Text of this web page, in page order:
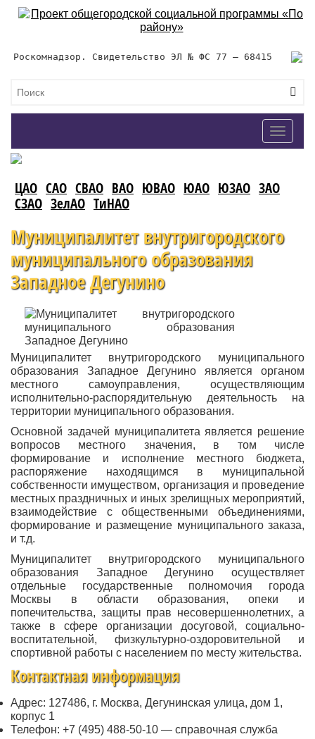
Роскомнадзор. Свидетельство ЭЛ № ФС 77 – 68415
Toggle
ЦАО САО СВАО ВАО ЮВАО ЮАО ЮЗАО ЗАО
СЗАО ЗелАО ТиНАО
Муниципалитет внутригородского
муниципального образования
Западное Дегунино
Муниципалитет внутригородского муниципального
образования Западное Дегунино является органом
местного самоуправления, осуществляющим
исполнительно-распорядительную деятельность на
территории муниципального образования.
Основной задачей муниципалитета является решение
вопросов местного значения, в том числе
формирование и исполнение местного бюджета,
распоряжение находящимся в муниципальной
собственности имуществом, организация и проведение
местных праздничных и иных зрелищных мероприятий,
взаимодействие с общественными объединениями,
формирование и размещение муниципального заказа,
и т.д.
Муниципалитет внутригородского муниципального
образования Западное Дегунино осуществляет
отдельные государственные полномочия города
Москвы в области образования, опеки и
попечительства, защиты прав несовершеннолетних, а
также в сфере организации досуговой, социально-
воспитательной, физкультурно-оздоровительной и
спортивной работы с населением по месту жительства.
Контактная информация
Адрес: 127486, г. Москва, Дегунинская улица, дом 1,
корпус 1
Телефон: +7 (495) 488-50-10 — справочная служба